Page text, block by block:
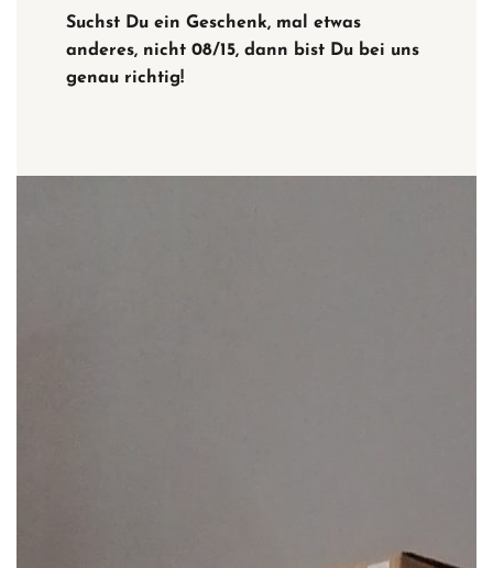
Suchst Du ein Geschenk, mal etwas
anderes, nicht 08/15, dann bist Du bei uns
genau richtig!